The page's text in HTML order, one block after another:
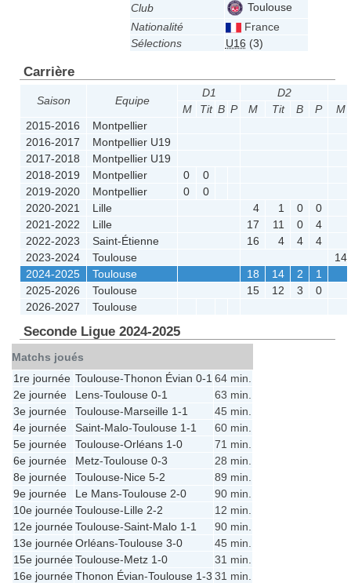
Club
Toulouse
Nationalité
France
Sélections
U16 (3)
Carrière
Saison Equipe
D1
D2
M
Tit B P M Tit B P
M
2015-2016
Montpellier
2016-2017
Montpellier U19
2017-2018
Montpellier U19
2018-2019
Montpellier 0
0
2019-2020
Montpellier 0
0
2020-2021
Lille 4 1 0
0
2021-2022
Lille 17 11 0
4
2022-2023
Saint-Étienne 16 4 4
4
2023-2024
Toulouse
14
2024-2025
Toulouse 18 14 2
1
2025-2026
Toulouse 15 12 3
0
2026-2027
Toulouse
Seconde Ligue 2024-2025
Matchs joués
1re journée Toulouse-Thonon Évian 0-1 64 min.
2e journée
Lens-Toulouse 0-1
63 min.
3e journée
Toulouse-Marseille 1-1
45 min.
4e journée
Saint-Malo-Toulouse 1-1
60 min.
5e journée
Toulouse-Orléans 1-0
71 min.
6e journée
Metz-Toulouse 0-3
28 min.
8e journée
Toulouse-Nice 5-2
89 min.
9e journée
Le Mans-Toulouse 2-0
90 min.
10e journéeToulouse-Lille 2-2
12 min.
12e journéeToulouse-Saint-Malo 1-1
90 min.
13e journéeOrléans-Toulouse 3-0
45 min.
15e journéeToulouse-Metz 1-0
31 min.
16e journéeThonon Évian-Toulouse 1-3 31 min.